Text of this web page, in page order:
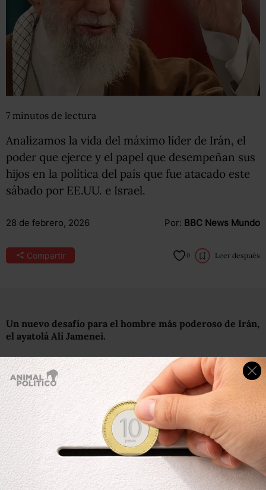
7 minutos de lectura
Analizamos la vida del máximo líder de Irán, el
poder que ejerce y el papel que desempeñan sus
hijos en la política del país que fue atacado este
sábado por EE.UU. e Israel.
28 de febrero, 2026 Por: BBC News Mundo
Compartir 0 Leer después
Un nuevo desafío para el hombre más poderoso de Irán,
el ayatolá Alí Jamenei.
El ejército de Israel lanzó este sábado un ataque contra su
país con la participación de Estados Unidos.
En enero, el líder supremo iraní enfrentó el reto más
serio a su poder desde la Revolución Islámica de 1979,
cuando manifestaciones masivas sacudieron las calles del
país y desataron una crisis de legitimidad del gobierno.